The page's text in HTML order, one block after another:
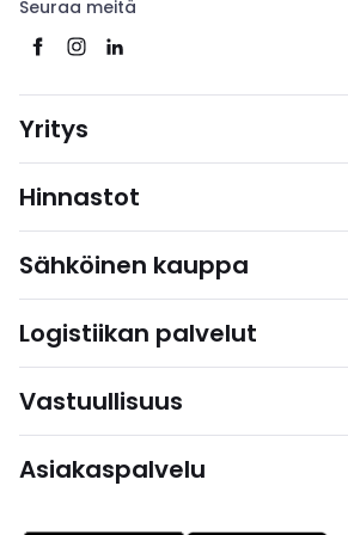
Seuraa meitä
Yritys
Hinnastot
Sähköinen kauppa
Logistiikan palvelut
Vastuullisuus
Asiakaspalvelu